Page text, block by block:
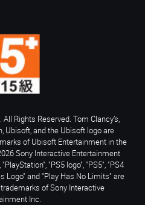
Rights Reserved. Tom Clancy’s,
Ubisoft, and the Ubisoft logo are
of Ubisoft Entertainment in the
Sony Interactive Entertainment
"PS5 logo", "PS5", "PS4
Logo" and "Play Has No Limits" are
of Sony Interactive
Inc.